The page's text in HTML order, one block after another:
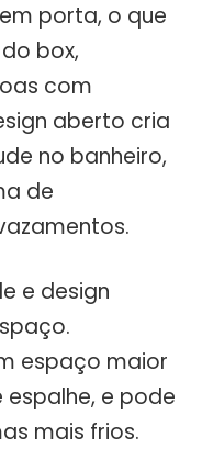
porta, o que
box,
com
aberto cria
no banheiro,
de
e design
espaço maior
e pode
mais frios.